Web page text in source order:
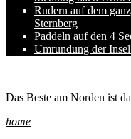
Rudern auf dem
Sternberg
Paddeln auf den 4
Umrundung der
Das Beste am Norden ist
home